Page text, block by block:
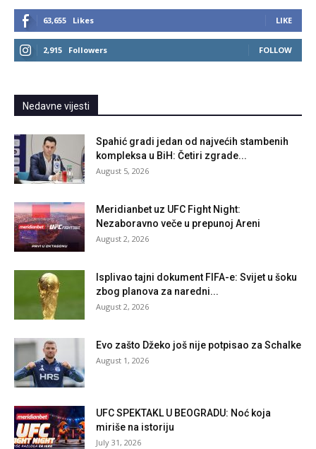
63,655 Likes LIKE
2,915 Followers FOLLOW
Nedavne vijesti
Spahić gradi jedan od najvećih stambenih
kompleksa u BiH: Četiri zgrade...
August 5, 2026
Meridianbet uz UFC Fight Night:
Nezaboravno veče u prepunoj Areni
August 2, 2026
Isplivao tajni dokument FIFA-e: Svijet u šoku
zbog planova za naredni...
August 2, 2026
Evo zašto Džeko još nije potpisao za Schalke
August 1, 2026
UFC SPEKTAKL U BEOGRADU: Noć koja
miriše na istoriju
July 31, 2026